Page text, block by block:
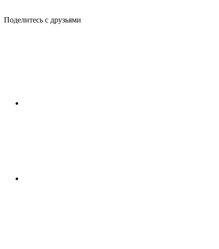
Поделитесь с друзьями